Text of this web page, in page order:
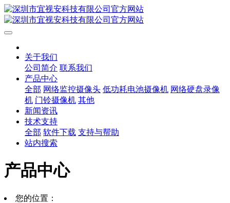
关于我们
公司简介 联系我们
产品中心
全部 网络监控摄像头 低功耗电池摄像机 网络硬盘录像
机 门铃摄像机 其他
新闻资讯
技术支持
全部 软件下载 支持与帮助
站内搜索
产品中心
您的位置：